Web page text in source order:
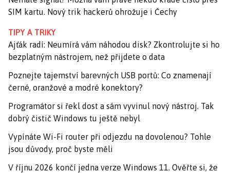
SIM kartu. Nový trik hackerů ohrožuje i Čechy
TIPY A TRIKY
Ajťák radí: Neumírá vám náhodou disk? Zkontrolujte si ho
bezplatným nástrojem, než přijdete o data
Poznejte tajemství barevných USB portů: Co znamenají
černé, oranžové a modré konektory?
Programátor si řekl dost a sám vyvinul nový nástroj. Tak
dobrý čistič Windows tu ještě nebyl
Vypínáte Wi-Fi router při odjezdu na dovolenou? Tohle
jsou důvody, proč byste měli
V říjnu 2026 končí jedna verze Windows 11. Ověřte si, že